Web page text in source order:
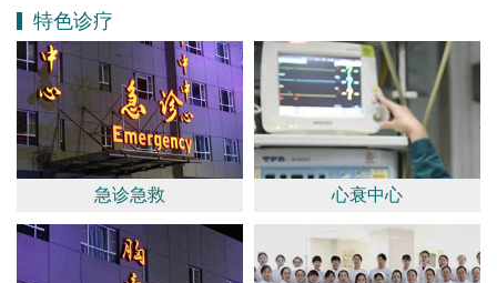
特色诊疗
急诊急救 心衰中心